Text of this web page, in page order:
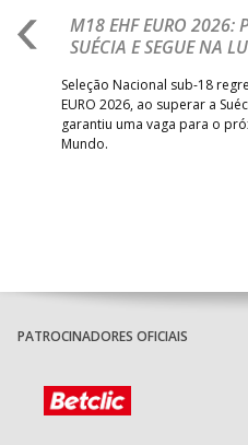
M18 EHF EURO 2026:
SUÉCIA E SEGUE NA
Seleção Nacional sub-18
EURO 2026, ao superar a
garantiu uma vaga para o
Mundo.
PATROCINADORES OFICIAIS